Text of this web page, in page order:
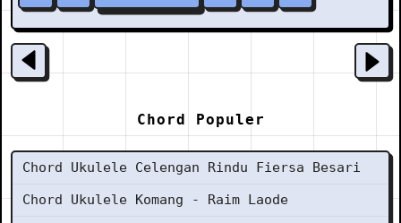
Chord Populer
Chord Ukulele Celengan Rindu Fiersa Besari
Chord Ukulele Komang - Raim Laode